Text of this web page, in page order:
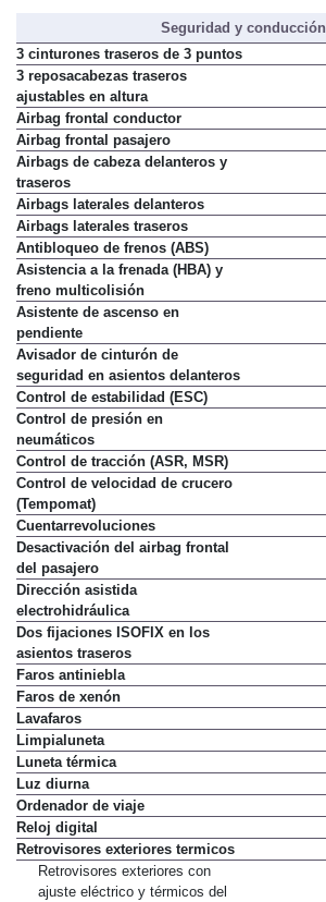
Seguridad y conducción
3 cinturones traseros de 3 puntos
3 reposacabezas traseros
ajustables en altura
Airbag frontal conductor
Airbag frontal pasajero
Airbags de cabeza delanteros y
traseros
Airbags laterales delanteros
Airbags laterales traseros
Antibloqueo de frenos (ABS)
Asistencia a la frenada (HBA) y
freno multicolisión
Asistente de ascenso en
pendiente
Avisador de cinturón de
seguridad en asientos delanteros
Control de estabilidad (ESC)
Control de presión en
neumáticos
Control de tracción (ASR, MSR)
Control de velocidad de crucero
(Tempomat)
Cuentarrevoluciones
Desactivación del airbag frontal
del pasajero
Dirección asistida
electrohidráulica
Dos fijaciones ISOFIX en los
asientos traseros
Faros antiniebla
Faros de xenón
Lavafaros
Limpialuneta
Luneta térmica
Luz diurna
Ordenador de viaje
Reloj digital
Retrovisores exteriores termicos
Retrovisores exteriores con
ajuste eléctrico y térmicos del